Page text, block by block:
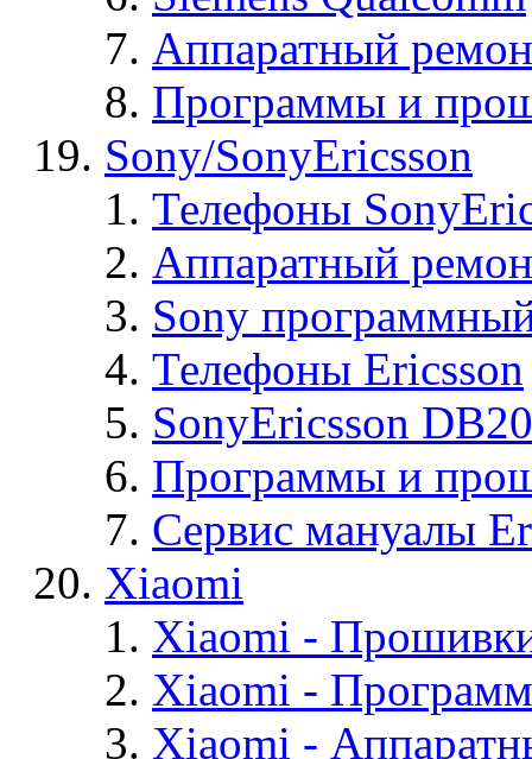
Аппаратный
Программы и
Sony/SonyEricsson
Телефоны
Аппаратный
Sony
Телефоны Ericsson
SonyEricsson
Программы и
Сервис мануалы
Xiaomi
Xiaomi -
Xiaomi -
Xiaomi -